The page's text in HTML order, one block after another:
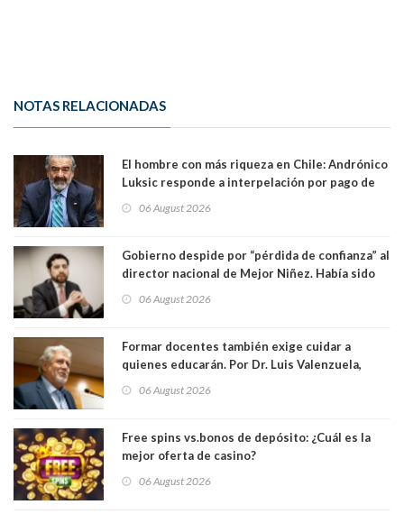
NOTAS RELACIONADAS
El hombre con más riqueza en Chile: Andrónico
Luksic responde a interpelación por pago de
día que me muera”
06 August 2026
Gobierno despide por “pérdida de confianza” al
director nacional de Mejor Niñez. Había sido
06 August 2026
Formar docentes también exige cuidar a
quienes educarán. Por Dr. Luis Valenzuela,
Académicos U. Católica Silva Henríquez
06 August 2026
Free spins vs.bonos de depósito: ¿Cuál es la
mejor oferta de casino?
06 August 2026